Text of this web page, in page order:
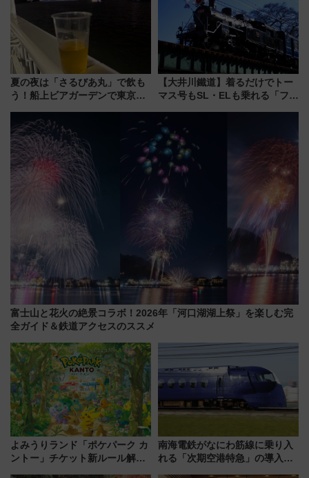
解説！
夏の夜は「さるびあ丸」で飲も
う！船上ビアガーデンで東京湾
杯……工場直送生ビールや島グ
ルメが美味い
【大井川鐵道】着るだけでトー
マス号もSL・ELも乗れる「フリ
受注販売
富士山と花火の絶景コラボ！2026年「河口湖湖上祭」を楽しむ完
全ガイド＆鉄道アクセスのススメ
よみうりランド「ポケパーク カ
ントー」チケット新ルール解
南海電鉄がなにわ筋線に乗り入
れる「次期空港特急」の導入を